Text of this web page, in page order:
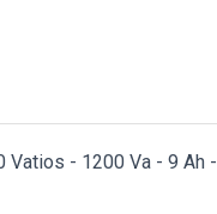
Vatios - 1200 Va - 9 Ah -